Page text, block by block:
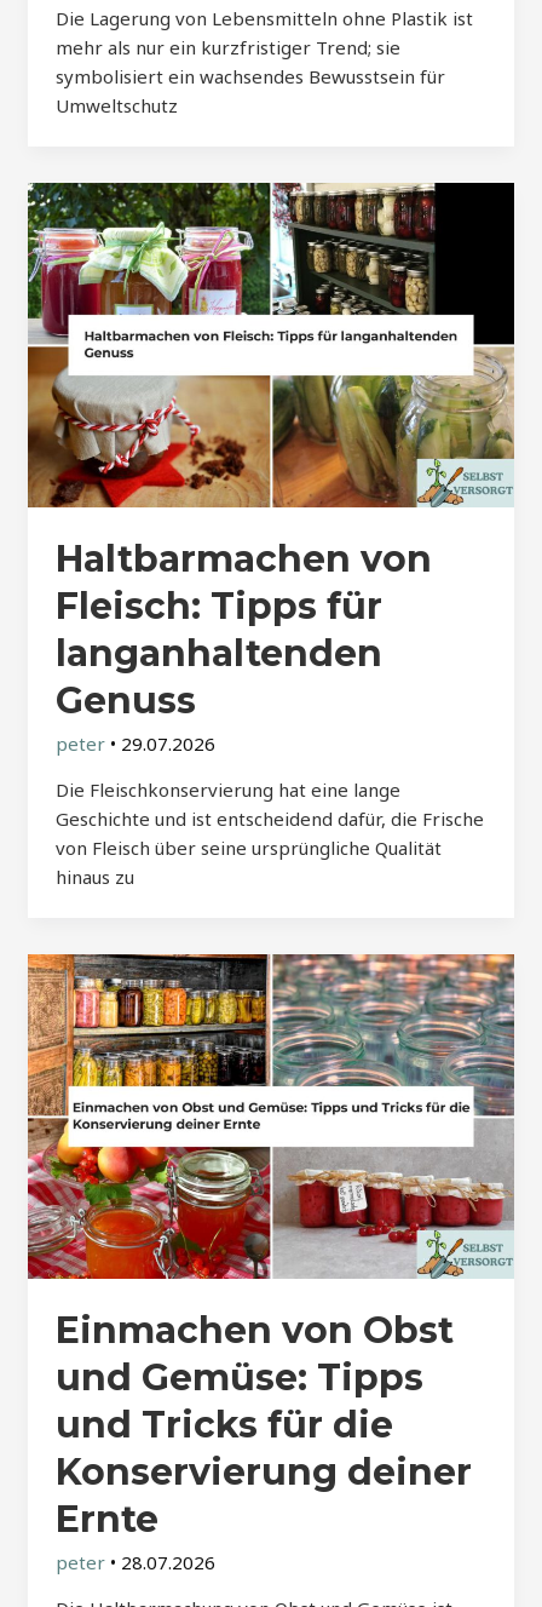
Die Lagerung von Lebensmitteln ohne Plastik ist
mehr als nur ein kurzfristiger Trend; sie
symbolisiert ein wachsendes Bewusstsein für
Umweltschutz
Haltbarmachen von
Fleisch: Tipps für
langanhaltenden
Genuss
peter • 29.07.2026
Die Fleischkonservierung hat eine lange
Geschichte und ist entscheidend dafür, die Frische
von Fleisch über seine ursprüngliche Qualität
hinaus zu
Einmachen von Obst
und Gemüse: Tipps
und Tricks für die
Konservierung deiner
Ernte
peter • 28.07.2026